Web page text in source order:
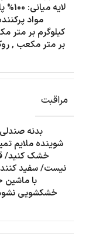
لایه میانی: 100% پلی استر (حداقل 80% بازیافتی)
بر متر مکعب ,
مراقبت
بدنه
شوینده ملایم
خشک کنید/
نیست/ سفید
با
خشکشویی